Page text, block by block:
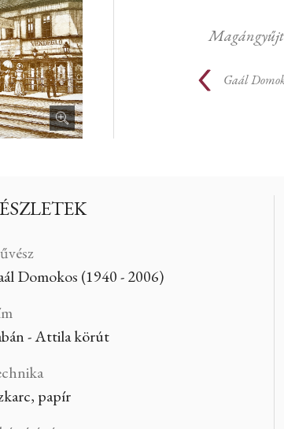
Gaál
Domokos (1940 - 2006)
- Attila körút
papír